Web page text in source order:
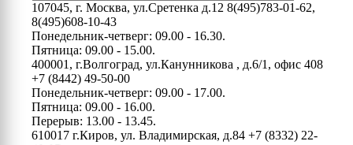
107045, г. Москва, ул.Сретенка д.12 8(495)783-01-62,
8(495)608-10-43
Понедельник-четверг: 09.00 - 16.30.
Пятница: 09.00 - 15.00.
400001, г.Волгоград, ул.Канунникова , д.6/1, офис 408
+7 (8442) 49-50-00
Понедельник-четверг: 09.00 - 17.00.
Пятница: 09.00 - 16.00.
Перерыв: 13.00 - 13.45.
610017 г.Киров, ул. Владимирская, д.84 +7 (8332) 22-